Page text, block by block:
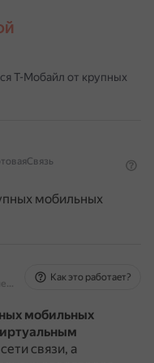
Т-Мобайл от крупных
мобильных
На основе источников, возможны неточности
Как это работает?
мобильных
связи, а